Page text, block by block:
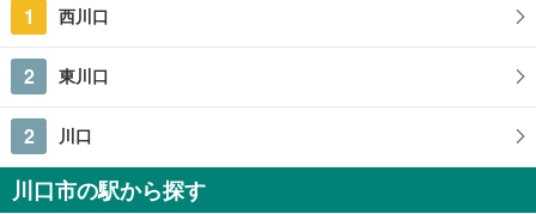
1 西川口
2 東川口
2 川口
川口市の駅から探す